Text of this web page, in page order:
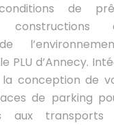
de
constructions
PLU d’Annecy.
conception de
de parking
aux transports